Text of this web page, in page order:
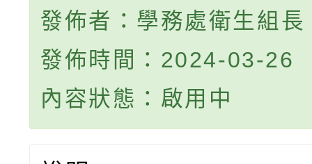
發佈者：學務處衛生組長
發佈時間：2024-03-26
內容狀態：啟用中